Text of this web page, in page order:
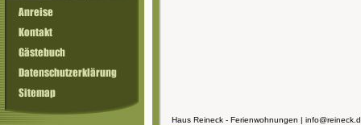
Haus Reineck - Ferienwohnungen |